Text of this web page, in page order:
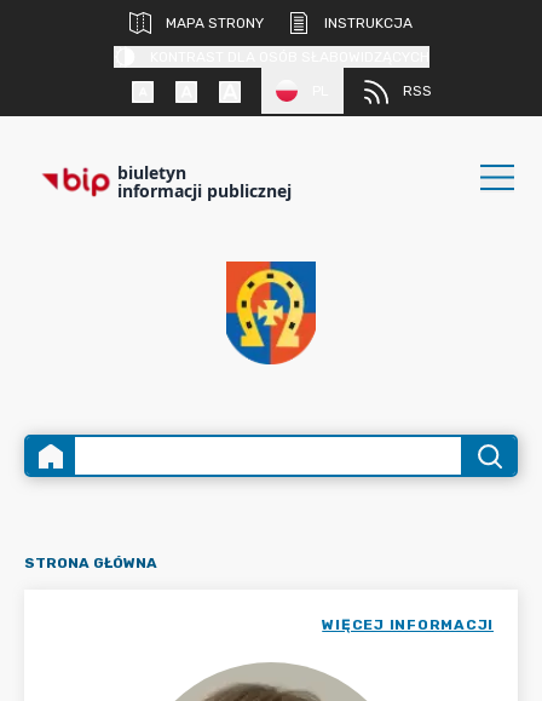
MAPA STRONY
INSTRUKCJA
RSS
biuletyn
informacji publicznej
STRONA GŁÓWNA
WIĘCEJ INFORMACJI